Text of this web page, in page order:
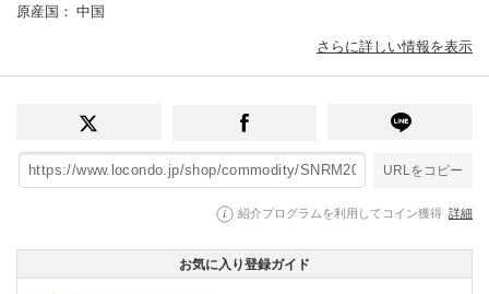
原産国 ： 中国
さらに詳しい情報を表示
URLをコピー
紹介プログラムを利用してコイン獲得 詳細
お気に入り登録ガイド